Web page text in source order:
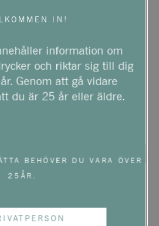
IN!
information om
och riktar sig till dig
Genom att gå vidare
du är 25 år eller äldre.
BEHÖVER DU VARA ÖVER
25ÅR.